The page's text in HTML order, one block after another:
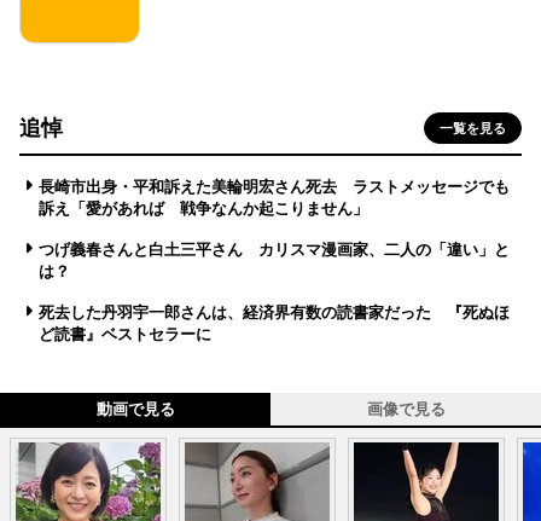
追悼 一覧を見る
長崎市出身・平和訴えた美輪明宏さん死去 ラストメッセージでも
訴え「愛があれば 戦争なんか起こりません」
つげ義春さんと白土三平さん カリスマ漫画家、二人の「違い」と
は？
死去した丹羽宇一郎さんは、経済界有数の読書家だった 『死ぬほ
ど読書』ベストセラーに
動画で見る 画像で見る